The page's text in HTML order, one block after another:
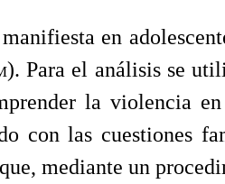
en
). Para el análisis se
la violencia
con las cuestiones
mediante un